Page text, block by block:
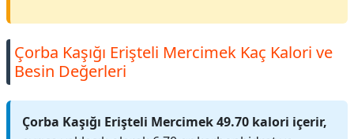
Çorba Kaşığı Erişteli Mercimek Kaç Kalori ve
Besin Değerleri
Çorba Kaşığı Erişteli Mercimek 49.70 kalori içerir,